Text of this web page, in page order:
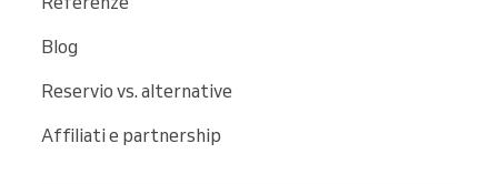
Blog
Reservio vs. alternative
Affiliati e partnership